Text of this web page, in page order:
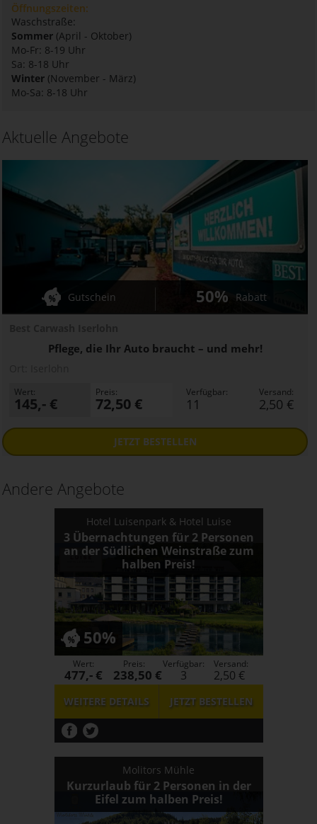
Öffnungszeiten:
Waschstraße:
Sommer (April - Oktober)
Mo-Fr: 8-19 Uhr
Sa: 8-18 Uhr
Winter (November - März)
Mo-Sa: 8-18 Uhr
Aktuelle Angebote
Pflege, die Ihr Auto braucht – und mehr!
Gutschein 50% Rabatt
Wert:
145,- €
Preis:
72,50 €
Verfügbar:
11
Versand:
2,50 €
JETZTBESTELLEN
Andere Angebote
Hotel Luisenpark & Hotel Luise
3 Übernachtungen für 2 Personen
an der Südlichen Weinstraße zum
halben Preis!
50%
WEITERE DETAILS JETZTBESTELLEN
Wert:
477,- €
Preis:
238,50 €
Verfügbar:
3
Versand:
2,50 €
Molitors Mühle
Kurzurlaub für 2 Personen in der
Eifel zum halben Preis!